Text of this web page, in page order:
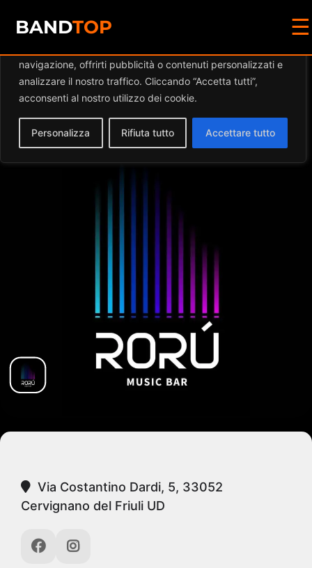
Diamo valore alla tua privacy
navigazione, offrirti pubblicità o contenuti personalizzati e
analizzare il nostro traffico. Cliccando “Accetta tutti”,
acconsenti al nostro utilizzo dei cookie.
Personalizza Rifiuta tutto Accettare tutto
BANDTOP ☰
Events by this
organizer
Via Costantino Dardi, 5, 33052
Cervignano del Friuli UD